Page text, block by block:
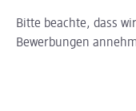
Bitte beachte, dass
Bewerbungen